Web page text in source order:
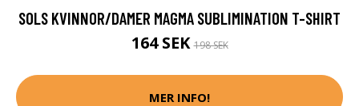
SOLS KVINNOR/DAMER MAGMA SUBLIMINATION T-SHIRT
164 SEK198 SEK
MER INFO!